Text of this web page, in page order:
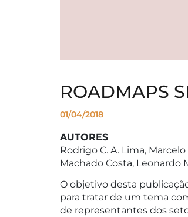
ROADMAPS
01/04/2018
AUTORES
Rodrigo C. A. Lima,
Machado Costa, Leonardo
O objetivo desta
para tratar de um tema
de representantes dos